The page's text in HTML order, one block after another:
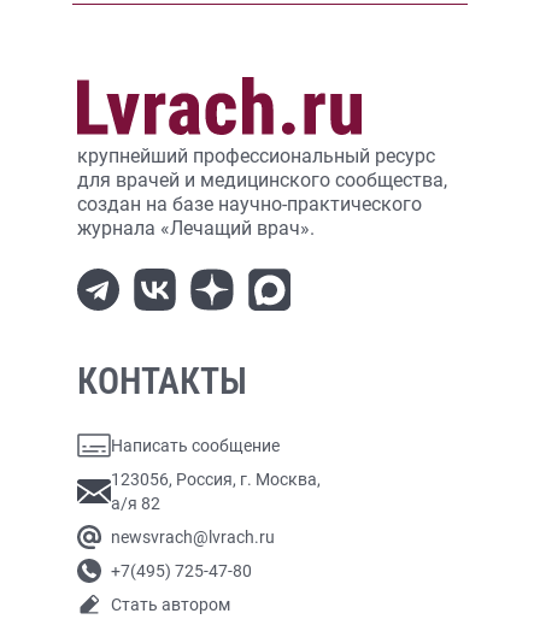
крупнейший профессиональный ресурс
для врачей и медицинского сообщества,
создан на базе научно-практического
журнала «Лечащий врач».
КОНТАКТЫ
Написать сообщение
123056, Россия, г. Москва,
а/я 82
newsvrach@lvrach.ru
+7(495) 725-47-80
Стать автором